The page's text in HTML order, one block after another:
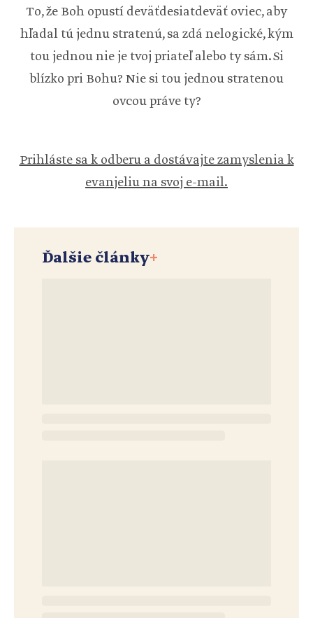
To, že Boh opustí deväťdesiatdeväť oviec, aby
hľadal tú jednu stratenú, sa zdá nelogické, kým
tou jednou nie je tvoj priateľ alebo ty sám. Si
blízko pri Bohu? Nie si tou jednou stratenou
ovcou práve ty?
Prihláste sa k odberu a dostávajte zamyslenia k
evanjeliu na svoj e-mail.
Ďalšie články+